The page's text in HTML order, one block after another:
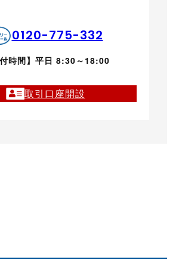
0120-775-332
付時間】平日 8:30～18:00
取引口座開設